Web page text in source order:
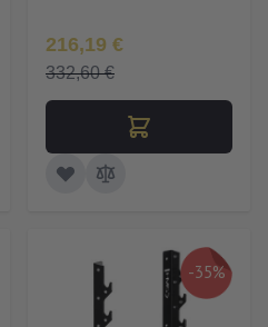
Īpaša Cena
216,19 €
332,60 €
-35%